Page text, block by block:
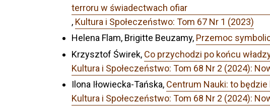
terroru w świadectwach ofiar
, Kultura i Społeczeństwo: Tom 67 Nr 1 (2023)
Helena Flam, Brigitte Beuzamy, Przemoc
Krzysztof Świrek, Co przychodzi po końcu
Kultura i Społeczeństwo: Tom 68 Nr 2 (2024):
Ilona Iłowiecka-Tańska, Centrum Nauki: to
Kultura i Społeczeństwo: Tom 68 Nr 2 (2024):